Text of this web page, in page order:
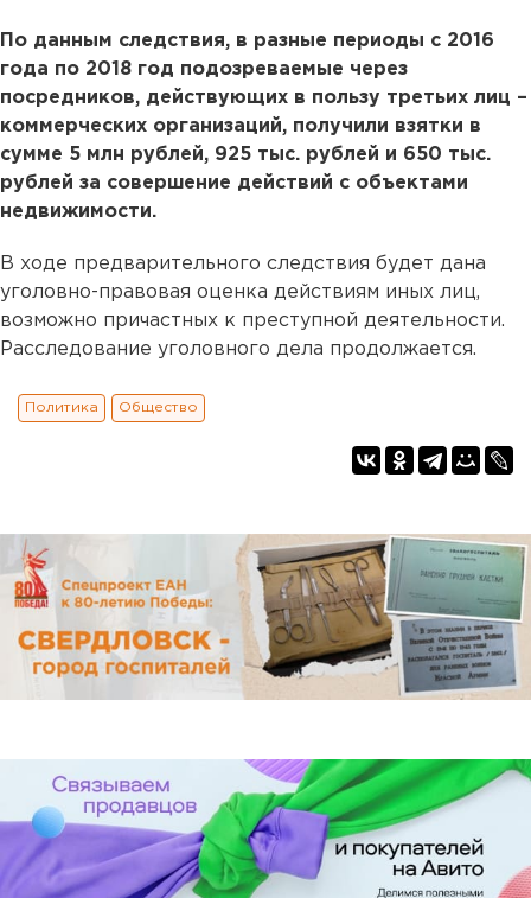
По данным следствия, в разные периоды с 2016
года по 2018 год подозреваемые через
посредников, действующих в пользу третьих лиц –
коммерческих организаций, получили взятки в
сумме 5 млн рублей, 925 тыс. рублей и 650 тыс.
рублей за совершение действий с объектами
недвижимости.
В ходе предварительного следствия будет дана
уголовно-правовая оценка действиям иных лиц,
возможно причастных к преступной деятельности.
Расследование уголовного дела продолжается.
Политика Общество